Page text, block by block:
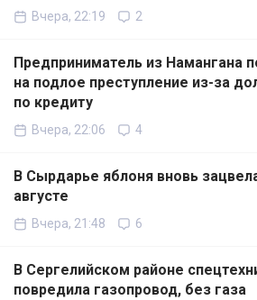
Вчера, 22:19 2
Предприниматель из Намангана
на подлое преступление из-за
по кредиту
Вчера, 22:06 4
В Сырдарье яблоня вновь
августе
Вчера, 21:48 6
В Сергелийском районе
повредила газопровод, без газа